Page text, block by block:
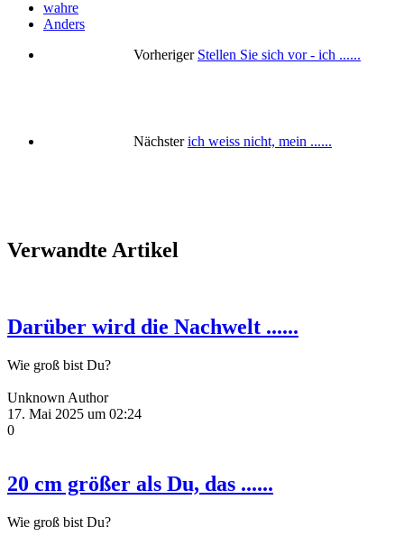
wahre
Anders
Vorheriger Stellen Sie sich vor - ich ......
Nächster ich weiss nicht, mein ......
Verwandte Artikel
Darüber wird die Nachwelt ......
Wie groß bist Du?
Unknown Author
17. Mai 2025 um 02:24
0
20 cm größer als Du, das ......
Wie groß bist Du?